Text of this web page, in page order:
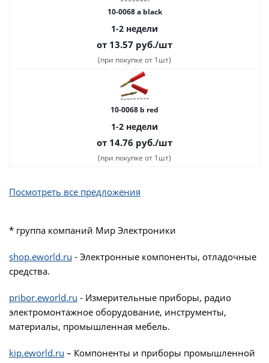
10-0068 a black
1-2 недели
от 13.57 руб./шт
(при покупке от 1шт)
10-0068 b red
1-2 недели
от 14.76 руб./шт
(при покупке от 1шт)
Посмотреть все предложения
* группа компаний Мир Электроники
shop.eworld.ru - Электронные компоненты, отладочные
средства.
pribor.eworld.ru - Измерительные приборы, радио
электромонтажное оборудование, инструменты,
материалы, промышленная мебель.
kip.eworld.ru – Компоненты и приборы промышленной